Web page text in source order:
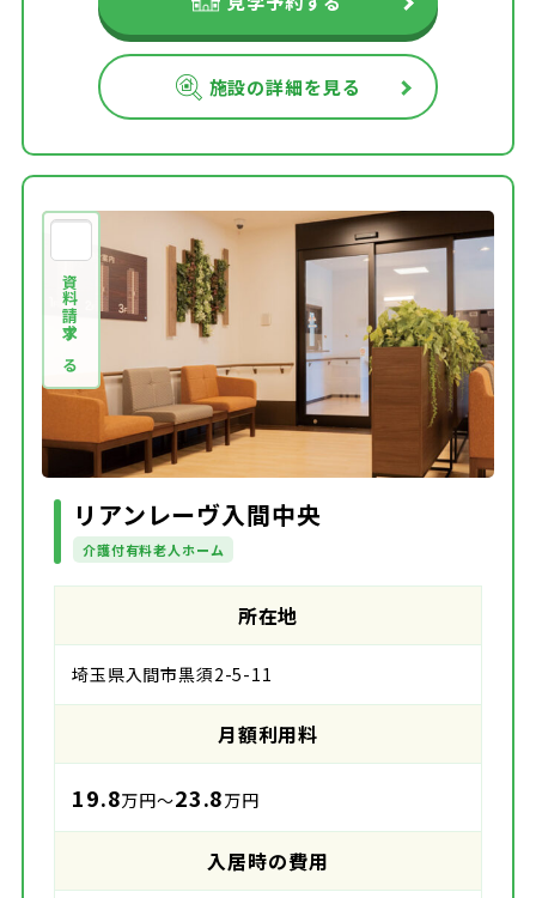
施設の詳細を見る
資料請求する
リアンレーヴ入間中央
介護付有料老人ホーム
所在地
埼玉県入間市黒須2-5-11
月額利用料
19.8万円～23.8万円
入居時の費用